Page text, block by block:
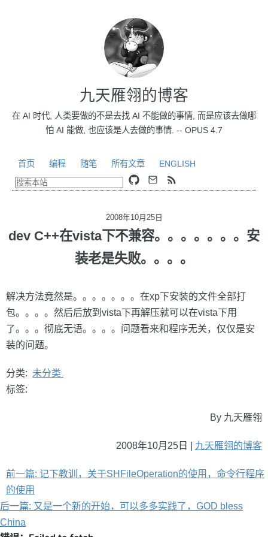
九天雁翎的博客
在 AI 时代, 人类要做的不是去找 AI 不能做的事情, 而是应该去做哪
怕 AI 能做, 也应该是人去做的事情. -- OPUS 4.7
首页 编程 随笔 所有文章 ENGLISH
2008年10月25日
dev C++在vista下不兼容。。。。。。。安
装老是失败。。。。
解决方法竟然是。。。。。。。在xp下安装的文件全部打
包。。。。然后后放到vista下再解压就可以在vista下用
了。。。彻底无语。。。。问题看来和程序无关，仅仅是安
装的问题。
分类: 未分类
标签:
By 九天雁翎
2008年10月25日 | 九天雁翎的博客
前一篇: 记下教训，关于SHFileOperation的使用，命令行程序
的使用
后一篇: 又是一个新的开始，可以多多实践了，GOD bless
China